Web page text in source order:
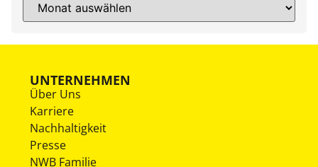
UNTERNEHMEN
Über Uns
Karriere
Nachhaltigkeit
Presse
NWB Familie